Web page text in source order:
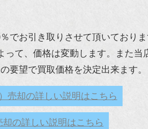
でお引き取りさせて頂いており
って、価格は変動します。また当
望で買取価格を決定出来ます。
売却の詳しい説明はこちら
却の詳しい説明はこちら